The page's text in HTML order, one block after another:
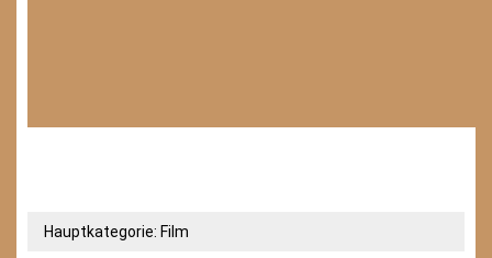
Hauptkategorie: Film